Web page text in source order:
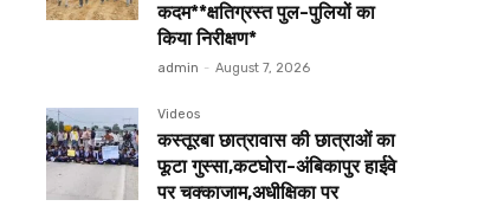
कदम**क्षतिग्रस्त पुल-पुलियों का
किया निरीक्षण*
admin - August 7, 2026
Videos
कस्तूरबा छात्रावास की छात्राओं का
फूटा गुस्सा,कटघोरा-अंबिकापुर हाईवे
पर चक्काजाम,अधीक्षिका पर